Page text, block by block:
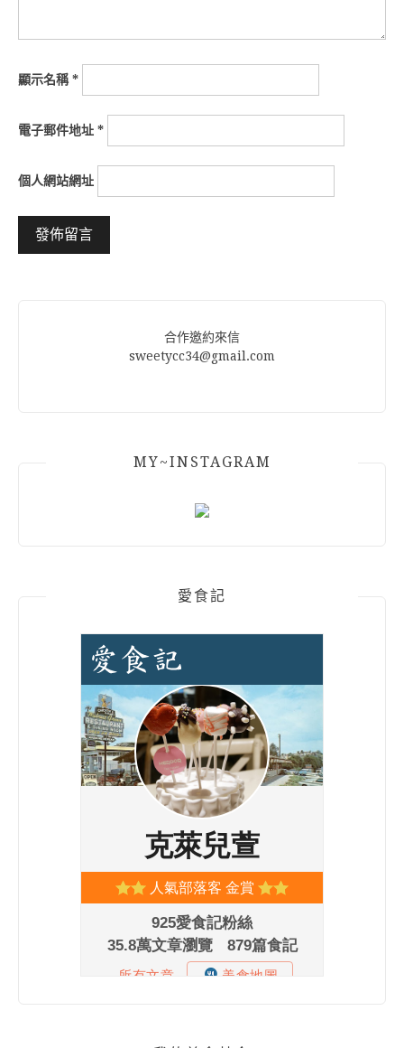
顯示名稱*
電子郵件地址 *
個人網站網址
合作邀約來信
sweetycc34@gmail.com
MY~INSTAGRAM
愛食記